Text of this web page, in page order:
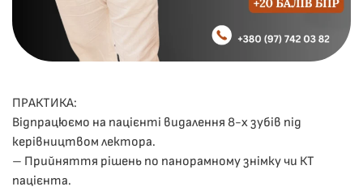
ПРАКТИКА:
Відпрацюємо на пацієнті видалення 8-х зубів під
керівництвом лектора.
– Прийняття рішень по панорамному знімку чи КТ
пацієнта.